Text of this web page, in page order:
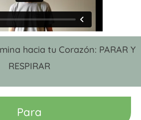
hacia tu Corazón: PARAR Y
RESPIRAR
Para